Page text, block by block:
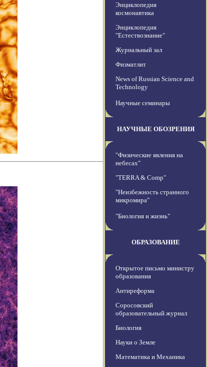
Энциклопедия
космонавтика
Энциклопедия
"Естествознание"
Журнальный зал
Физматлит
News of Russian Science and
Technology
Научные семинары
НАУЧНЫЕ ОБОЗРЕНИЯ
"Физические явления на
небесах"
"TERRA & Comp"
"Неизбежность странного
микромира"
"Биология и жизнь"
ОБРАЗОВАНИЕ
Открытое письмо министру
образования
Антиреформа
Соросовский
образовательный журнал
Биология
Науки о Земле
Математика и Механика